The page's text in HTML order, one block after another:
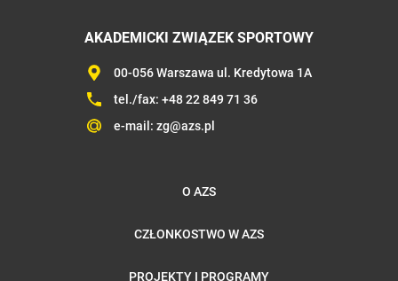
AKADEMICKI ZWIĄZEK SPORTOWY
00-056 Warszawa ul. Kredytowa 1A
tel./fax: +48 22 849 71 36
e-mail: zg@azs.pl
O AZS
CZŁONKOSTWO W AZS
PROJEKTY I PROGRAMY